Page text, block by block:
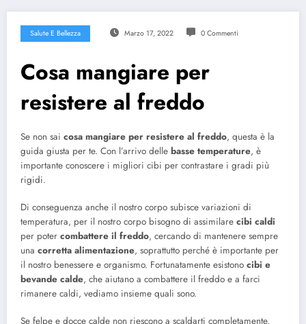
Salute E Bellezza Marzo 17, 2022 0 Commenti
Cosa mangiare per
resistere al freddo
Se non sai cosa mangiare per resistere al freddo, questa è la
guida giusta per te. Con l’arrivo delle basse temperature, è
importante conoscere i migliori cibi per contrastare i gradi più
rigidi.
Di conseguenza anche il nostro corpo subisce variazioni di
temperatura, per il nostro corpo bisogno di assimilare cibi caldi
per poter combattere il freddo, cercando di mantenere sempre
una corretta alimentazione, soprattutto perché è importante per
il nostro benessere e organismo. Fortunatamente esistono cibi e
bevande calde, che aiutano a combattere il freddo e a farci
rimanere caldi, vediamo insieme quali sono.
Se felpe e docce calde non riescono a scaldarti completamente,